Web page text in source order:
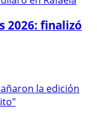
2026: finalizó